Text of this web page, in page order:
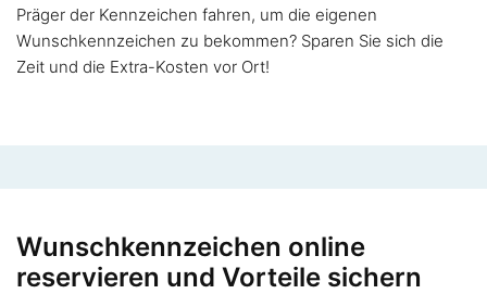
Präger der Kennzeichen fahren, um die eigenen
Wunschkennzeichen zu bekommen? Sparen Sie sich die
Zeit und die Extra-Kosten vor Ort!
Wunschkennzeichen online
reservieren und Vorteile sichern